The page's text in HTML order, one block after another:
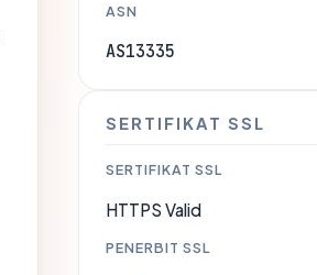
ASN
AS13335
SERTIFIKAT SSL
SERTIFIKAT SSL
HTTPS Valid
PENERBIT SSL